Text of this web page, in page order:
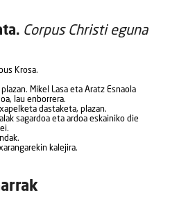
Corpus Christi eguna
Krosa.
Mikel Lasa eta Aratz Esnaola
lau enborrera.
dastaketa, plazan.
sagardoa eta ardoa eskainiko die
kalejira.